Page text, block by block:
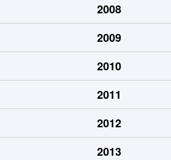
2008
2009
2010
2011
2012
2013